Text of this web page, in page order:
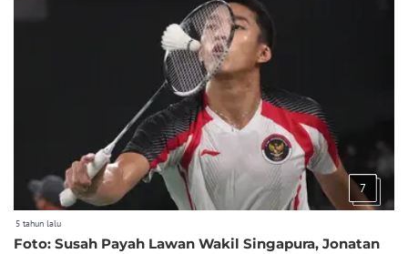
7
5 tahun lalu
Foto: Susah Payah Lawan Wakil Singapura, Jonatan